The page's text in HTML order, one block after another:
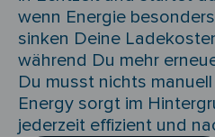
wenn Energie
sinken Deine
während Du mehr
Du musst nichts
Energy sorgt im
jederzeit effizient und